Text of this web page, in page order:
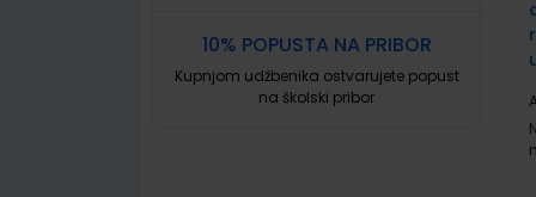
10% POPUSTA NA PRIBOR
Kupnjom udžbenika ostvarujete popust
na školski pribor